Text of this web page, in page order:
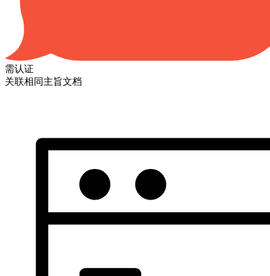
需认证
关联相同主旨文档